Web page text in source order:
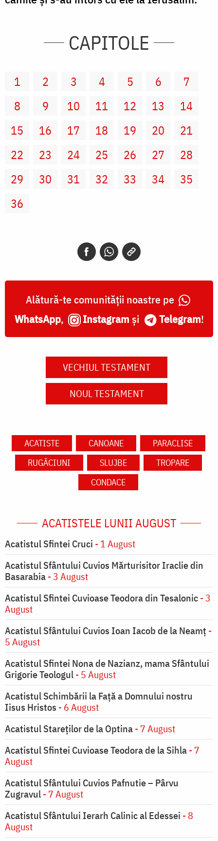
CAPITOLE
1 2 3 4 5 6
7
8
9 10 11 12 13
14
15
16 17 18 19 20
21
22
23 24 25 26 27
28
29
30 31 32 33 34
35
36
Alătură-te comunității noastre pe
WhatsApp, Instagram și Telegram!
VECHIUL TESTAMENT
NOUL TESTAMENT
ACATISTE CANOANE
PARACLISE
RUGĂCIUNI
SLUJBE
TROPARE
CONDACE
ACATISTELE LUNII AUGUST
Acatistul Sfintei Cruci - 1 August
Acatistul Sfântului Cuvios Mărturisitor Iraclie din
Basarabia- 3 August
Acatistul Sfintei Cuvioase Teodora din Tesalonic- 3
August
Acatistul Sfântului Cuvios Ioan Iacob de la Neamț -
5 August
Acatistul Sfintei Nona de Nazianz, mama Sfântului
Grigorie Teologul- 5 August
Acatistul Schimbării la Faţă a Domnului nostru
Iisus Hristos - 6 August
Acatistul Stareţilor de la Optina- 7 August
Acatistul Sfintei Cuvioase Teodora de la Sihla- 7
August
Acatistul Sfântului Cuvios Pafnutie – Pârvu
Zugravul- 7 August
Acatistul Sfântului Ierarh Calinic al Edessei - 8
August